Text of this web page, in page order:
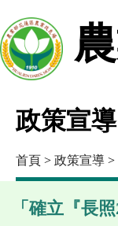
政策宣導
首頁 > 政策宣導 >
「確立『長